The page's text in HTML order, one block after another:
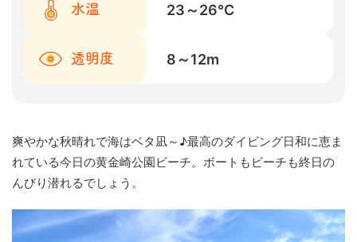
水温 23～26℃
透明度 8～12m
爽やかな秋晴れで海はベタ凪～♪最高のダイビング日和に恵ま
れている今日の黄金崎公園ビーチ。ボートもビーチも終日の
んびり潜れるでしょう。